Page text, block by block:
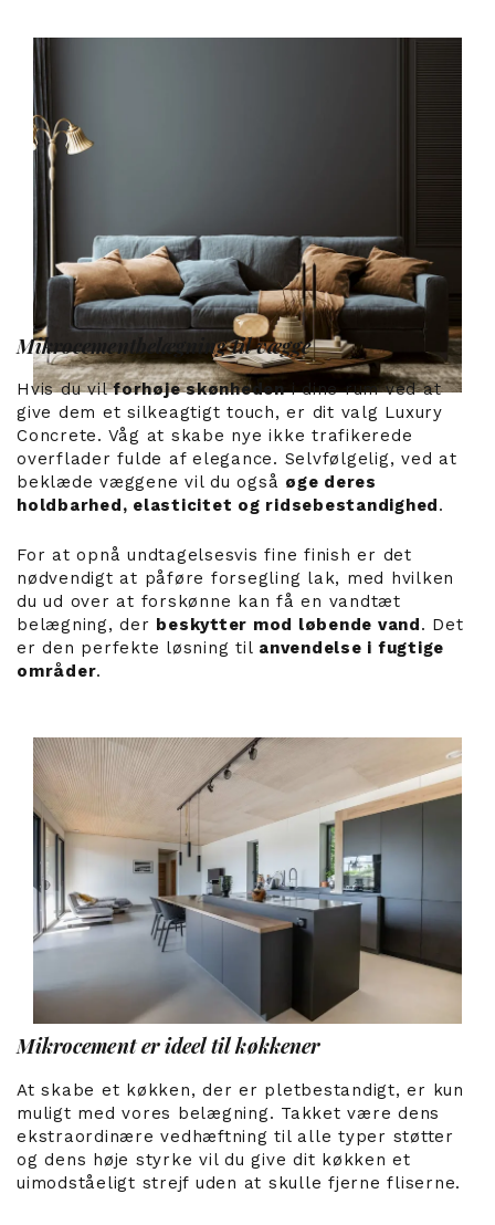
Mikrocementbelægning til vægge
Hvis du vilforhøje skønhedeni dine rum ved at
give dem et silkeagtigt touch, er dit valg Luxury
Concrete. Våg at skabe nye ikke trafikerede
overflader fulde af elegance. Selvfølgelig, ved at
beklæde væggene vil du også øge deres
holdbarhed, elasticitet og ridsebestandighed .
For at opnå undtagelsesvis fine finish er det
nødvendigt at påføre forsegling lak, med hvilken
du ud over at forskønne kan få en vandtæt
belægning, der beskytter mod løbende vand . Det
er den perfekte løsning til anvendelse i fugtige
områder.
Mikrocement er ideel til køkkener
At skabe et køkken, der er pletbestandigt, er kun
muligt med vores belægning. Takket være dens
ekstraordinære vedhæftning til alle typer støtter
og dens høje styrke vil du give dit køkken et
uimodståeligt strejf uden at skulle fjerne fliserne.